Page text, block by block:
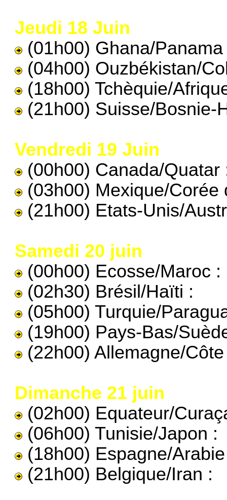
Jeudi 18 Juin
(01h00) Ghana/Panama
(04h00) Ouzbékistan/
(18h00) Tchèquie/
(21h00) Suisse/Bosnie-
Vendredi 19 Juin
(00h00) Canada/Quatar
(03h00) Mexique/Corée
(21h00) Etats-Unis/
Samedi 20 juin
(00h00) Ecosse/Maroc :
(02h30) Brésil/Haïti :
(05h00) Turquie/
(19h00) Pays-Bas/
(22h00) Allemagne/
Dimanche 21 juin
(02h00) Equateur/
(06h00) Tunisie/Japon :
(18h00) Espagne/
(21h00) Belgique/Iran :